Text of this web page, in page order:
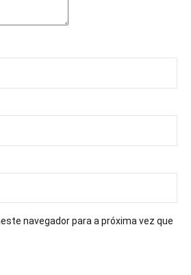
navegador para a próxima vez que